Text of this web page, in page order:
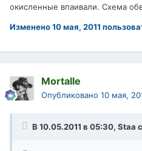
окисленные впаивали. Схема
Изменено10 мая, 2011
Mortalle
Опубликовано 10 мая,
В 10.05.2011 в 05:30, Staa